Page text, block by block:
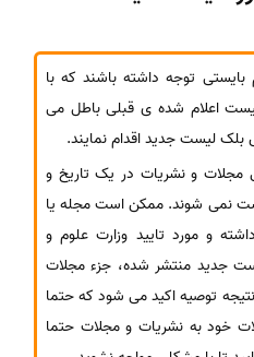
بایستی توجه داشته باشند که با
اعلام شده ی قبلی باطل می
لیست جدید اقدام نمایند.
مجلات و نشریات در یک تاریخ و
نمی شوند. ممکن است مجله یا
و مورد تایید وزارت علوم و
جدید منتشر شده، جزء مجلات
توصیه اکید می شود که حتما
خود به نشریات و مجلات حتما